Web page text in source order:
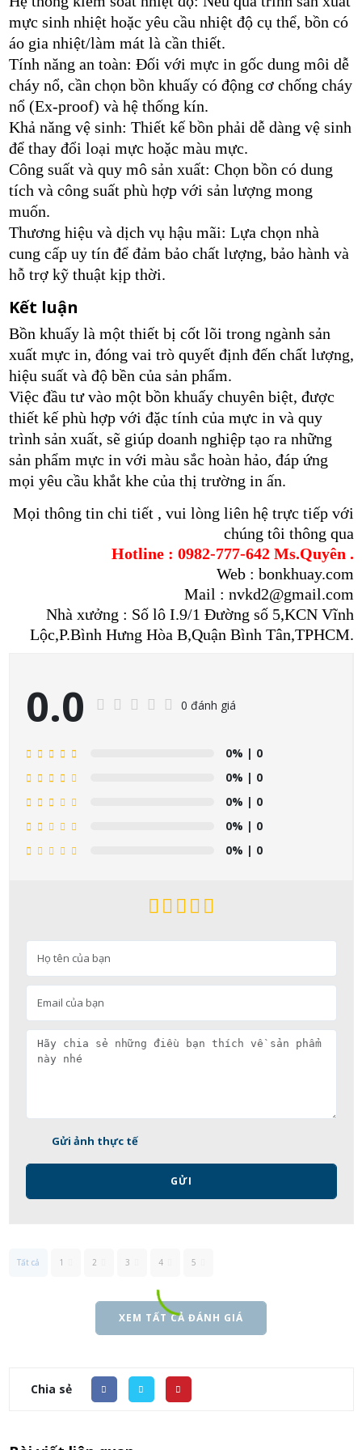
mực sinh nhiệt hoặc yêu cầu nhiệt độ cụ thể, bồn có
áo gia nhiệt/làm mát là cần thiết.
Tính năng an toàn: Đối với mực in gốc dung môi dễ
cháy nổ, cần chọn bồn khuấy có động cơ chống cháy
nổ (Ex-proof) và hệ thống kín.
Khả năng vệ sinh: Thiết kế bồn phải dễ dàng vệ sinh
để thay đổi loại mực hoặc màu mực.
Công suất và quy mô sản xuất: Chọn bồn có dung
tích và công suất phù hợp với sản lượng mong
muốn.
Thương hiệu và dịch vụ hậu mãi: Lựa chọn nhà
cung cấp uy tín để đảm bảo chất lượng, bảo hành và
hỗ trợ kỹ thuật kịp thời.
Kết luận
Bồn khuấy là một thiết bị cốt lõi trong ngành sản
xuất mực in, đóng vai trò quyết định đến chất lượng,
hiệu suất và độ bền của sản phẩm.
Việc đầu tư vào một bồn khuấy chuyên biệt, được
thiết kế phù hợp với đặc tính của mực in và quy
trình sản xuất, sẽ giúp doanh nghiệp tạo ra những
sản phẩm mực in với màu sắc hoàn hảo, đáp ứng
mọi yêu cầu khắt khe của thị trường in ấn.
Mọi thông tin chi tiết , vui lòng liên hệ trực tiếp với
chúng tôi thông qua
Hotline : 0982-777-642 Ms.Quyên .
Web : bonkhuay.com
Mail : nvkd2@gmail.com
Nhà xưởng : Số lô I.9/1 Đường số 5,KCN Vĩnh
Lộc,P.Bình Hưng Hòa B,Quận Bình Tân,TPHCM.
0.0 0 đánh giá
0% | 0
0% | 0
0% | 0
0% | 0
0% | 0
Gửi ảnh thực tế
GỬI
Tất cả 1 2 3 4 5
XEM TẤT CẢ ĐÁNH GIÁ
Chia sẻ